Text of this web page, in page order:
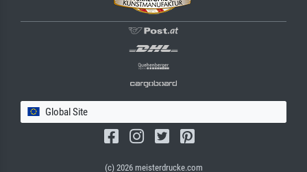
Global Site
(c) 2026 meisterdrucke.com